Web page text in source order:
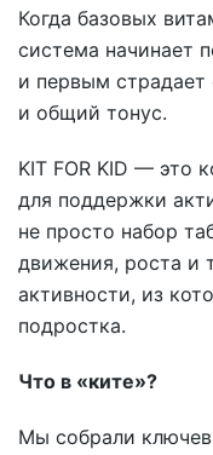
Когда базовых
система начинает
и первым страдает
и общий тонус.
KIT FOR KID — это
для поддержки
не просто набор
движения, роста и
активности, из
подростка.
Что в «ките»?
Мы собрали